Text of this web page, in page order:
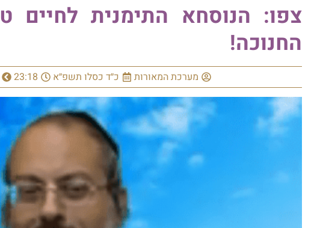
צפו: הנוסחא התימנית לחיים
החנוכה!
מערכת המאורות כ״ד כסלו תשפ״א 23:18